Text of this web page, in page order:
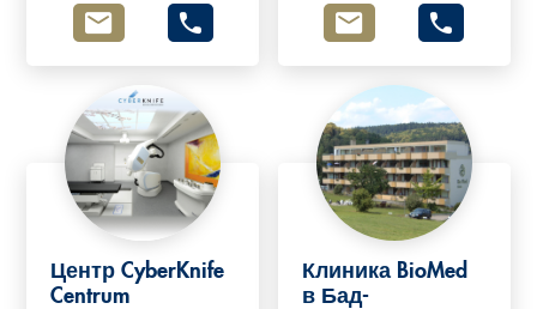
Центр CyberKnife
Centrum
Клиника BioMed
в Бад-